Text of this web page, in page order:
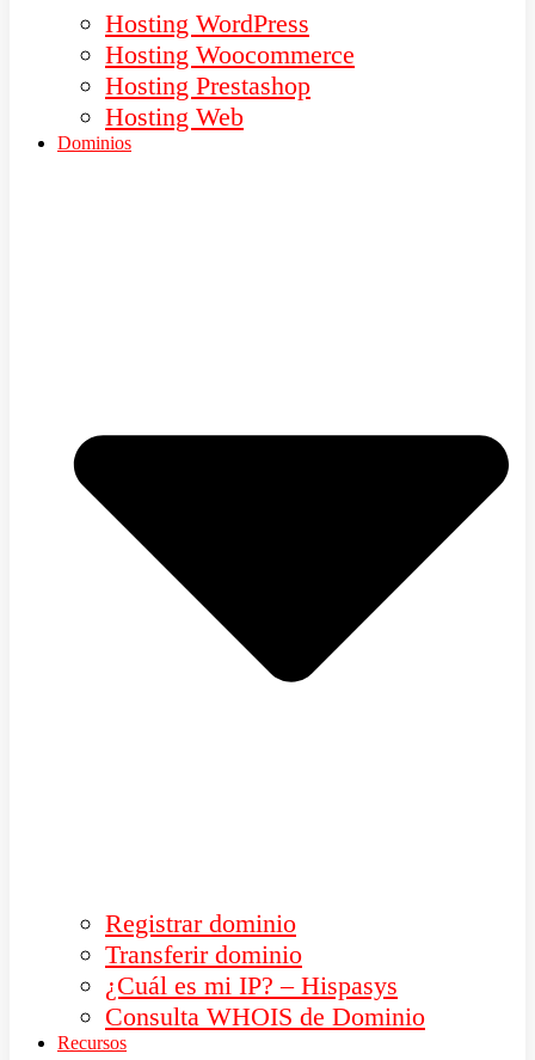
Hosting WordPress
Hosting Woocommerce
Hosting Prestashop
Hosting Web
Dominios
Registrar dominio
Transferir dominio
¿Cuál es mi IP? – Hispasys
Consulta WHOIS de Dominio
Recursos